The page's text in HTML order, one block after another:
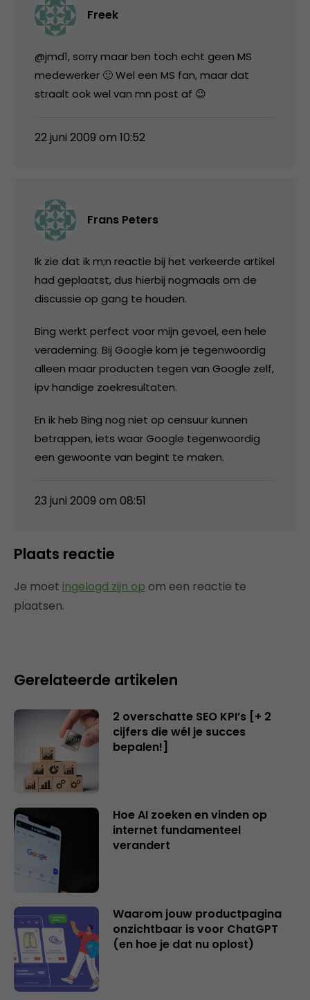
Freek
@jmd1, sorry maar ben toch echt geen MS
medewerker 🙂 Wel een MS fan, maar dat
straalt ook wel van mn post af 😉
22 juni 2009 om 10:52
Frans Peters
Ik zie dat ik m;n reactie bij het verkeerde artikel
had geplaatst, dus hierbij nogmaals om de
discussie op gang te houden.
Bing werkt perfect voor mijn gevoel, een hele
verademing. Bij Google kom je tegenwoordig
alleen maar producten tegen van Google zelf,
ipv handige zoekresultaten.
En ik heb Bing nog niet op censuur kunnen
betrappen, iets waar Google tegenwoordig
een gewoonte van begint te maken.
23 juni 2009 om 08:51
Plaats reactie
Je moet ingelogd zijn op om een reactie te
plaatsen.
Gerelateerde artikelen
2 overschatte SEO KPI’s [+ 2
cijfers die wél je succes
bepalen!]
Hoe AI zoeken en vinden op
internet fundamenteel
verandert
Waarom jouw productpagina
onzichtbaar is voor ChatGPT
(en hoe je dat nu oplost)